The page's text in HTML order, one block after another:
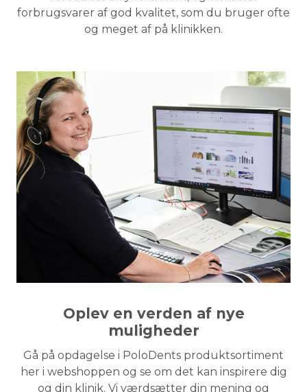
forbrugsvarer af god kvalitet, som du bruger ofte
og meget af på klinikken.
Oplev en verden af ​​nye
muligheder
Gå på opdagelse i PoloDents produktsortiment
her i webshoppen og se om det kan inspirere dig
og din klinik. Vi værdsætter din mening og